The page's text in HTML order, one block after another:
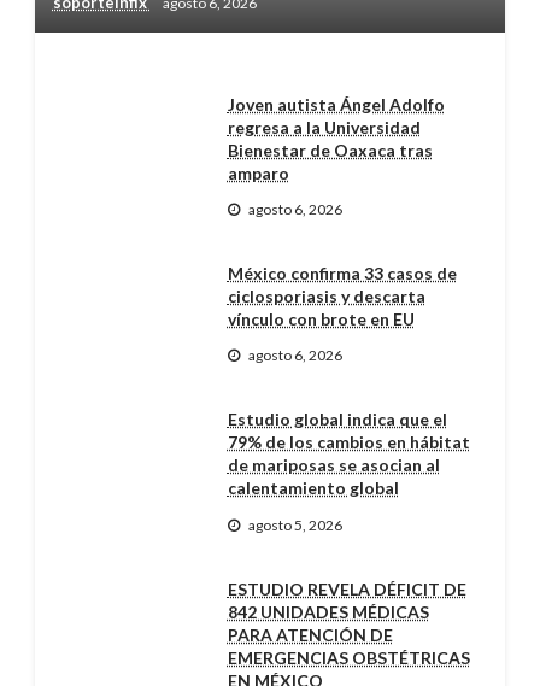
Joven autista Ángel Adolfo
regresa a la Universidad
Bienestar de Oaxaca tras
amparo
agosto 6, 2026
México confirma 33 casos de
ciclosporiasis y descarta
vínculo con brote en EU
agosto 6, 2026
Estudio global indica que el
79% de los cambios en hábitat
de mariposas se asocian al
calentamiento global
agosto 5, 2026
ESTUDIO REVELA DÉFICIT DE
842 UNIDADES MÉDICAS
PARA ATENCIÓN DE
EMERGENCIAS OBSTÉTRICAS
EN MÉXICO